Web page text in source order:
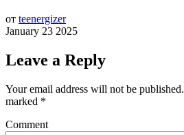
от teenergizer
January 23 2025
Leave a Reply
Your email address will not be published.
marked *
Comment